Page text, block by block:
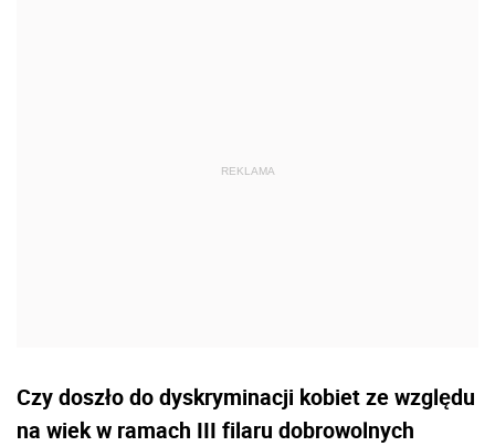
Czy doszło do dyskryminacji kobiet ze względu
na wiek w ramach III filaru dobrowolnych